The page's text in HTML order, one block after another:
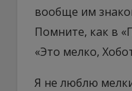
вообще им
Помните, как в
«Это мелко,
Я не люблю